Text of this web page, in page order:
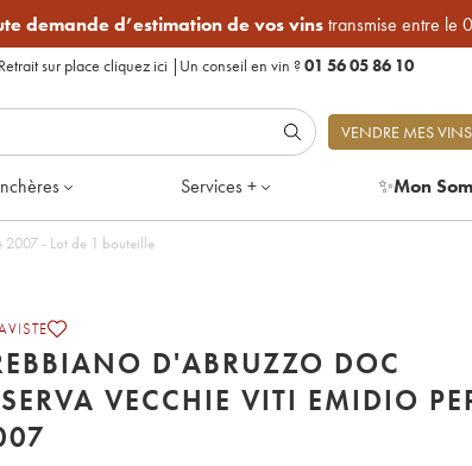
demande d’estimation de vos vinstransmise entre le
Retrait sur place cliquez ici | Un conseil en vin ?01 56 05 86 10
VENDRE MES VINS
Services + ✨Mon
2007 - Lot de 1 bouteille
D'ABRUZZO DOC
VECCHIE VITI EMIDIO